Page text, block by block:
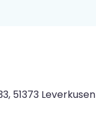
51373 Leverkusen